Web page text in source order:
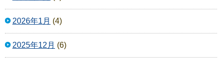
2026年1月 (4)
2025年12月 (6)